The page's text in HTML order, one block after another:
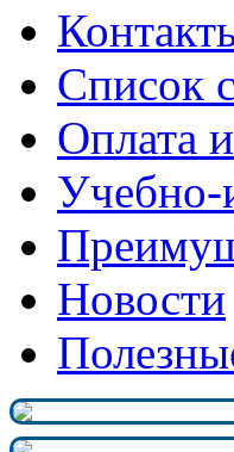
Список
Оплата
Новости